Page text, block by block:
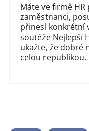
Máte ve firmě
zaměstnanci,
přinesl konkrétní
soutěže Nejlepší
ukažte, že dobré
celou republikou.